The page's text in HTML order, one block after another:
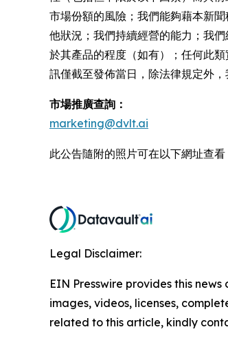
市場份額的風險；我們能夠藉本新
他狀況；我們持續經營的能力；我
於其產品的程度（如有）；任何此
訊僅截至發佈當日，除法律規定外
市場推廣查詢：
marketing@dvlt.ai
此公告隨附的照片可在以下網址查看
Legal Disclaimer:
EIN Presswire provides this
images, videos, licenses,
related to this article, kindly